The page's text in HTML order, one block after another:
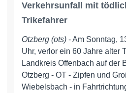
Verkehrsunfall mit
Trikefahrer
Otzberg (ots) - Am Sonntag,
Uhr, verlor ein 60 Jahre alter
Landkreis Offenbach auf der
Otzberg - OT - Zipfen und
Wiebelsbach - in